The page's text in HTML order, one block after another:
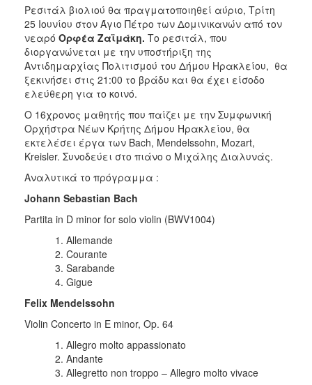
ΔΗΜΟΤΗΣ
ΕΠΙΣΚΕΠΤΗΣ
ΗΡΑΚΛΕΙΟ
Ρεσιτάλ βιολιού θα πραγματοποιηθεί αύριο, Τρίτη
25 Ιουνίου στον Άγιο Πέτρο των Δομινικανών από τον
νεαρό Ορφέα Ζαϊμάκη. Το ρεσιτάλ, που
διοργανώνεται με την υποστήριξη της
Αντιδημαρχίας Πολιτισμού του Δήμου Ηρακλείου, θα
ξεκινήσει στις 21:00 το βράδυ και θα έχει είσοδο
ελεύθερη για το κοινό.
Ο 16χρονος μαθητής που παίζει με την Συμφωνική
Ορχήστρα Νέων Κρήτης Δήμου Ηρακλείου, θα
εκτελέσει έργα των Bach, Mendelssohn, Mozart,
Kreisler. Συνοδεύει στο πιάνο ο Μιχάλης Διαλυνάς.
Αναλυτικά το πρόγραμμα :
Johann Sebastian Bach
Partita in D minor for solo violin (BWV1004)
Allemande
Courante
Sarabande
Gigue
Felix Mendelssohn
Violin Concerto in E minor, Op. 64
Allegro molto appassionato
Andante
Allegretto non troppo – Allegro molto vivace